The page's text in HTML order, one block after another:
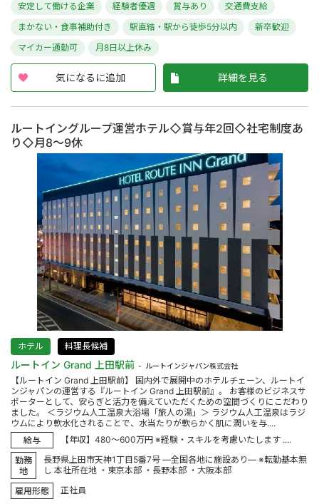
安定して働ける企業
経験者優遇 賞与あり
交通費支給
まかない・食事補助付き
駅直結・駅から徒歩5分以内
新卒歓迎
マイカー通勤可
月8日以上休み
気になるに追加 詳細を見る
ルートイングループ運営ホテル◇賞与年2回◇社宅制度あ
り◇月8～9休
ホテル 料理長候補
ルートイン Grand 上田駅前 ルートインジャパン株式会社
【ルートイン Grand 上田駅前】 国内外で展開中のホテルチェーン、ルートイ
ンジャパンの運営する『ルートイン Grand 上田駅前』。 お客様のビジネスサ
ポーターとして、安らぎと活力を備えていただくための空間づくりにこだわり
ました。 ＜ラジウム人工温泉大浴場「旅人の湯」＞ ラジウム人工温泉はラジ
ウムにより軟水化されることで、水当たりが軟らかく肌に潤いを与....
給与
【年収】480～600万円 ※経験・スキルを考慮いたします ....
勤務
地
長野県上田市天神1丁目5番7号 ―全国各地に施設あり― ※転勤基本無
し 本社所在地 ・東京本部 ・長野本部 ・大阪本部
雇用形態
正社員